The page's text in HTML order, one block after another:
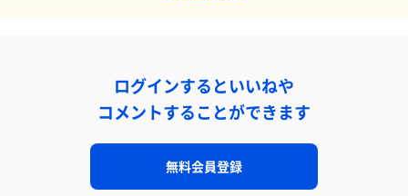
ログインするといいねや
コメントすることができます
無料会員登録